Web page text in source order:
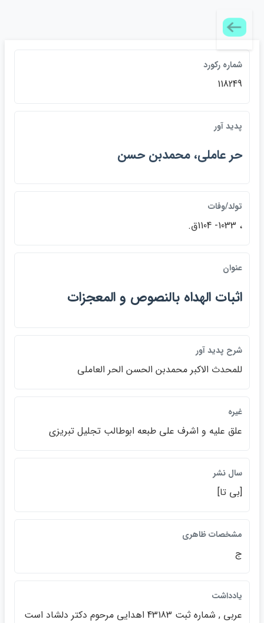
شماره ركورد
118249
پديد آور
حر عاملي، محمدبن حسن
تولد/وفات
، 1033- 1104ق.
عنوان
اثبات الهداه بالنصوص و المعجزات
شرح پديد آور
للمحدث الاكبر محمدبن الحسن الحر العاملي
غيره
علق عليه و اشرف علي طبعه ابوطالب تجليل تبريزي
سال نشر
[بي تا]
مشخصات ظاهري
ج
يادداشت
عربي , شماره ثبت 43183 اهدايي مرحوم دكتر دلشاد است